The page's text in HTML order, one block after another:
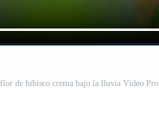
flor de hibisco crema bajo la lluvia Vídeo Pro